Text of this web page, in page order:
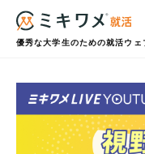
優秀な大学生のための就活ウェ